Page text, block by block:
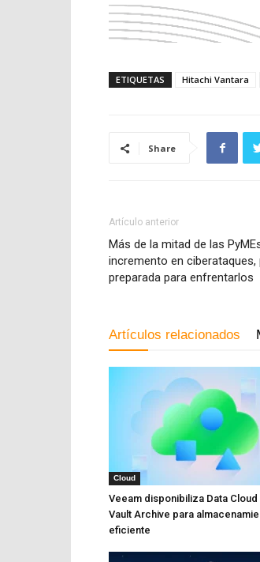
ETIQUETAS Hitachi Vantara
Share
Artículo anterior
Más de la mitad de las
incremento en ciberataques,
preparada para enfrentarlos
Artículos relacionados
Cloud
Veeam disponibiliza Data Cloud
Vault Archive para
eficiente